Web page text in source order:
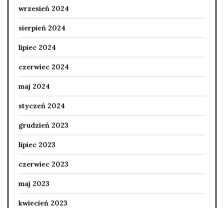
wrzesień 2024
sierpień 2024
lipiec 2024
czerwiec 2024
maj 2024
styczeń 2024
grudzień 2023
lipiec 2023
czerwiec 2023
maj 2023
kwiecień 2023